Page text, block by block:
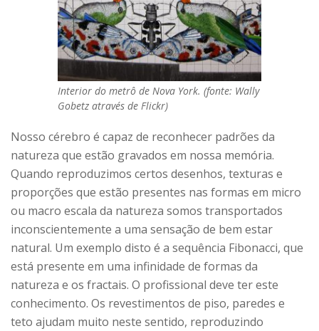
Interior do metrô de Nova York. (fonte: Wally
Gobetz através de Flickr)
Nosso cérebro é capaz de reconhecer padrões da
natureza que estão gravados em nossa memória.
Quando reproduzimos certos desenhos, texturas e
proporções que estão presentes nas formas em micro
ou macro escala da natureza somos transportados
inconscientemente a uma sensação de bem estar
natural. Um exemplo disto é a sequência Fibonacci, que
está presente em uma infinidade de formas da
natureza e os fractais. O profissional deve ter este
conhecimento. Os revestimentos de piso, paredes e
teto ajudam muito neste sentido, reproduzindo